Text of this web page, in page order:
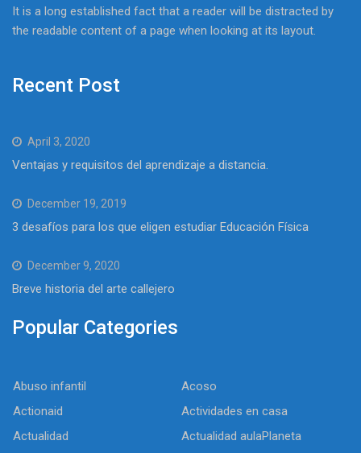
It is a long established fact that a reader will be distracted by
the readable content of a page when looking at its layout.
Recent Post
April 3, 2020
Ventajas y requisitos del aprendizaje a distancia.
December 19, 2019
3 desafíos para los que eligen estudiar Educación Física
December 9, 2020
Breve historia del arte callejero
Popular Categories
Abuso infantil
Acoso
Actionaid
Actividades en casa
Actualidad
Actualidad aulaPlaneta